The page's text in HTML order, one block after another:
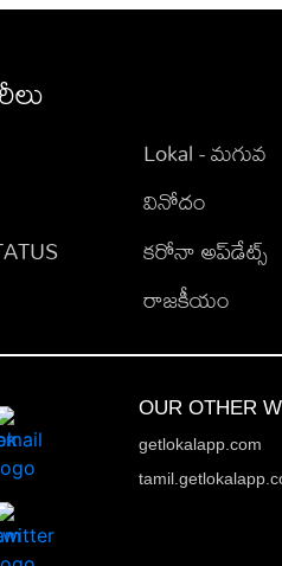
Lokal - మగువ
వినోదం
కరోనా అప్‌డేట్స్
రాజకీయం
OUR OTHER
getlokalapp.com